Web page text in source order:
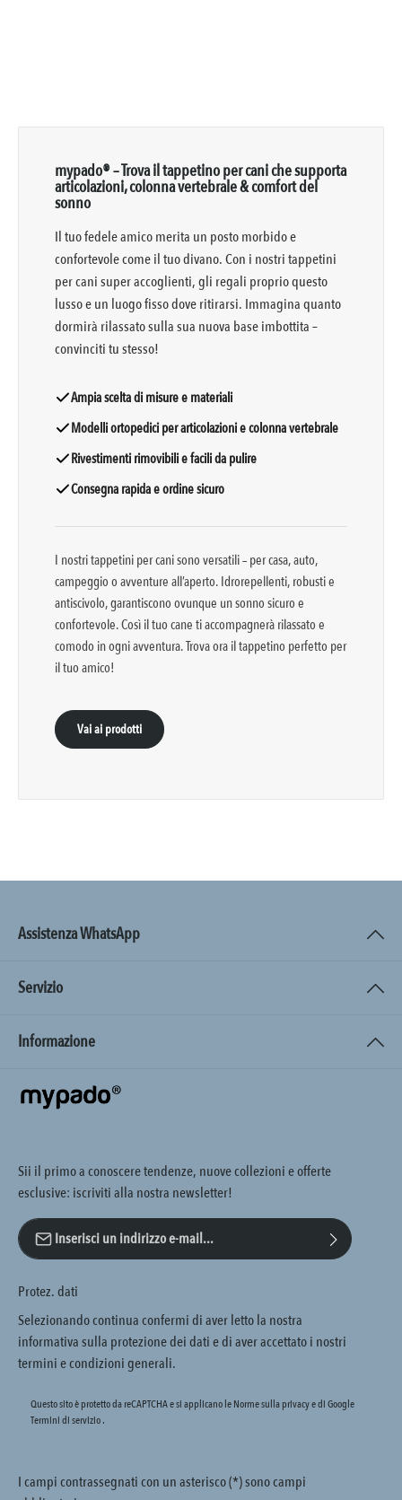
mypado® – Trova il tappetino per cani che supporta
articolazioni, colonna vertebrale & comfort del
sonno
Il tuo fedele amico merita un posto morbido e
confortevole come il tuo divano. Con i nostri tappetini
per cani super accoglienti, gli regali proprio questo
lusso e un luogo fisso dove ritirarsi. Immagina quanto
dormirà rilassato sulla sua nuova base imbottita –
convinciti tu stesso!
Ampia scelta di misure e materiali
Modelli ortopedici per articolazioni e colonna vertebrale
Rivestimenti rimovibili e facili da pulire
Consegna rapida e ordine sicuro
I nostri tappetini per cani sono versatili – per casa, auto,
campeggio o avventure all’aperto. Idrorepellenti, robusti e
antiscivolo, garantiscono ovunque un sonno sicuro e
confortevole. Così il tuo cane ti accompagnerà rilassato e
comodo in ogni avventura. Trova ora il tappetino perfetto per
il tuo amico!
Vai ai prodotti
Assistenza WhatsApp
Servizio
Informazione
Sii il primo a conoscere tendenze, nuove collezioni e offerte
esclusive: iscriviti alla nostra newsletter!
Indirizzo e-mail*
Protez. dati
Selezionando continua confermi di aver letto la nostra
informativa sulla protezione dei datie di aver accettato i nostri
termini e condizioni generali.
Questo sito è protetto da reCAPTCHA e si applicano le Norme sulla privacy edi Google
Termini di servizio.
I campi contrassegnati con un asterisco (*) sono campi